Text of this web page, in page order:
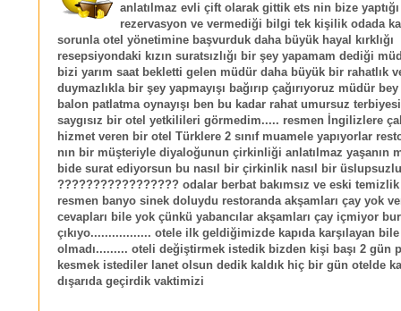
anlatılmaz evli çift olarak gittik ets nin bize yaptığı
rezervasyon ve vermediği bilgi tek kişilik odada
sorunla otel yönetimine başvurduk daha büyük hayal kırklığı
resepsiyondaki kızın suratsızlığı bir şey yapamam dediği
bizi yarım saat bekletti gelen müdür daha büyük bir rahatlık
duymazlıkla bir şey yapmayışı bağırıp çağırıyoruz müdür bey
balon patlatma oynayışı ben bu kadar rahat umursuz
saygısız bir otel yetkilileri görmedim..... resmen İngilizlere
hizmet veren bir otel Türklere 2 sınıf muamele yapıyorlar
nın bir müşteriyle diyaloğunun çirkinliği anlatılmaz yaşanın
bide surat ediyorsun bu nasıl bir çirkinlik nasıl bir
????????????????? odalar berbat bakımsız ve eski
resmen banyo sinek doluydu restoranda akşamları çay yok
cevapları bile yok çünkü yabancılar akşamları çay içmiyor
çıkıyo................. otele ilk geldiğimizde kapıda karşılayan bile
olmadı......... oteli değiştirmek istedik bizden kişi başı 2 gün
kesmek istediler lanet olsun dedik kaldık hiç bir gün otelde
dışarıda geçirdik vaktimizi